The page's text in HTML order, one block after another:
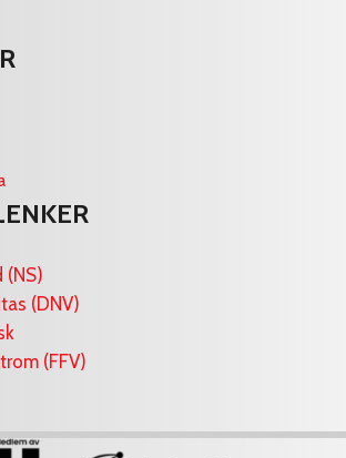
til YouTube
(NS)
(DNV)
(FFV)